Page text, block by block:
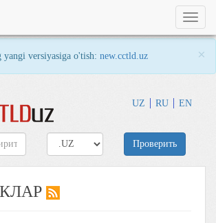
yangi versiyasiga o'tish: new.cctld.uz ×
UZ RU EN
Toggle
Проверить